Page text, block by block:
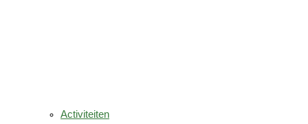
Activiteiten